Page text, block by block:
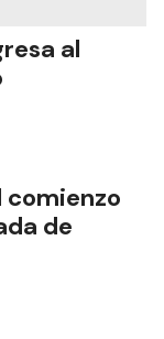
al
comienzo
de